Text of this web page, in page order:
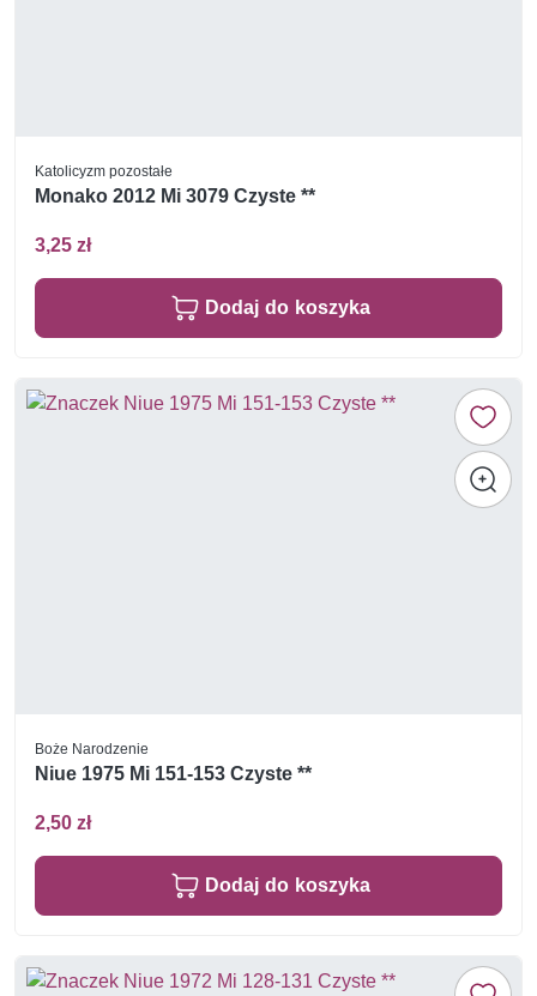
Katolicyzm pozostałe
Monako 2012 Mi 3079 Czyste **
3,25 zł
Dodaj do koszyka
Boże Narodzenie
Niue 1975 Mi 151-153 Czyste **
2,50 zł
Dodaj do koszyka